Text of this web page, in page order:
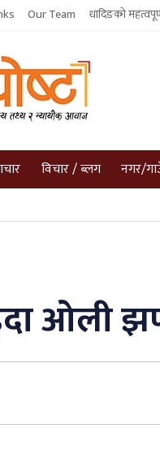
Our Team धादिङको
विचार / ब्लग नगर/
ओली